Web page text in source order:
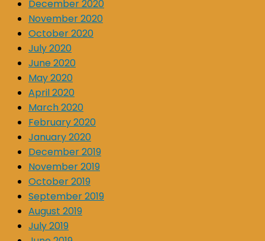
December 2020
November 2020
October 2020
July 2020
June 2020
May 2020
April 2020
March 2020
February 2020
January 2020
December 2019
November 2019
October 2019
September 2019
August 2019
July 2019